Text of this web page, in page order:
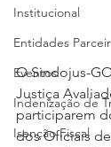
Institucional
Entidades
Eventos
Indenização de
Isenção Fiscal
O Sindojus-
Justiça
participarem
dos Oficiais